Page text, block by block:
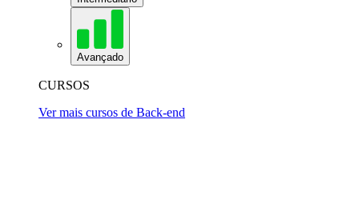
Avançado
CURSOS
Ver mais cursos de Back-end